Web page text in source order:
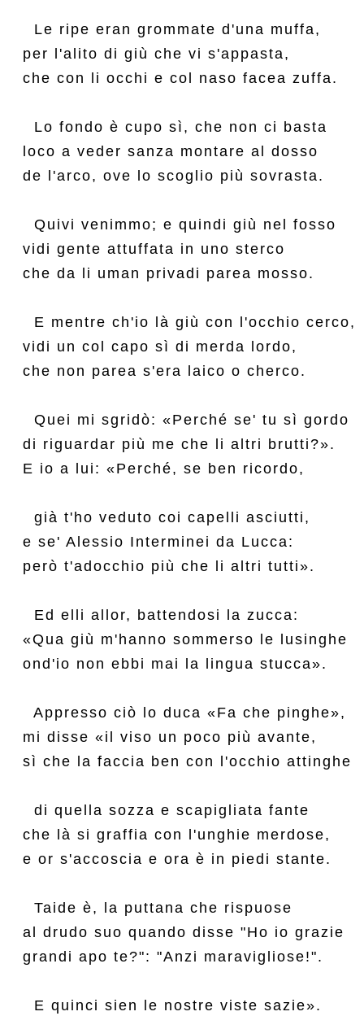
  Le ripe eran grommate d'una muffa,
per l'alito di giù che vi s'appasta,
che con li occhi e col naso facea zuffa.
  Lo fondo è cupo sì, che non ci basta
loco a veder sanza montare al dosso
de l'arco, ove lo scoglio più sovrasta.
  Quivi venimmo; e quindi giù nel fosso
vidi gente attuffata in uno sterco
che da li uman privadi parea mosso.
  E mentre ch'io là giù con l'occhio cerco,
vidi un col capo sì di merda lordo,
che non parea s'era laico o cherco.
  Quei mi sgridò: «Perché se' tu sì gordo
di riguardar più me che li altri brutti?».
E io a lui: «Perché, se ben ricordo,
  già t'ho veduto coi capelli asciutti,
e se' Alessio Interminei da Lucca:
però t'adocchio più che li altri tutti».
  Ed elli allor, battendosi la zucca:
«Qua giù m'hanno sommerso le lusinghe
ond'io non ebbi mai la lingua stucca».
  Appresso ciò lo duca «Fa che pinghe»,
mi disse «il viso un poco più avante,
sì che la faccia ben con l'occhio attinghe
  di quella sozza e scapigliata fante
che là si graffia con l'unghie merdose,
e or s'accoscia e ora è in piedi stante.
  Taide è, la puttana che rispuose
al drudo suo quando disse "Ho io grazie
grandi apo te?": "Anzi maravigliose!".